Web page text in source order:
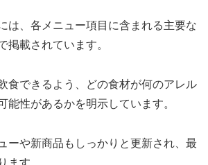
は、各メニュー項目に含まれる主要な
掲載されています。
食できるよう、どの食材が何のアレル
能性があるかを明示しています。
ーや新商品もしっかりと更新され、最
ます。